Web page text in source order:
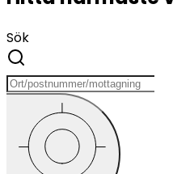
Sök